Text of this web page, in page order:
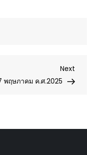
Post
Next
ฤษภาคม ค.ศ.2025